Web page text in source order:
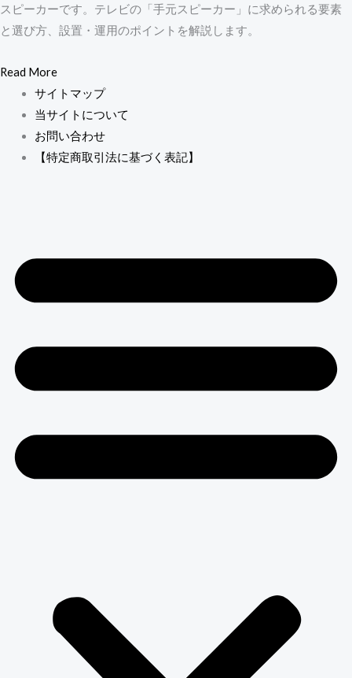
スピーカーです。テレビの「手元スピーカー」に求められる要素
と選び方、設置・運用のポイントを解説します。
Read More
サイトマップ
当サイトについて
お問い合わせ
【特定商取引法に基づく表記】